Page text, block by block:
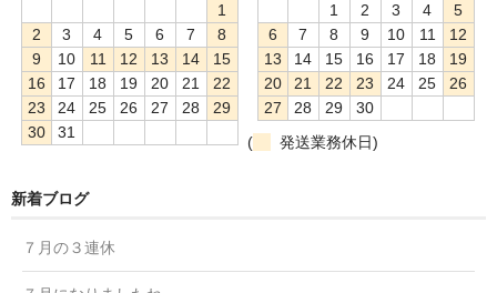
1
2
3 4 5 6 7
8
9
10 11 12 13 14
15
16
17 18 19 20 21
22
23
24 25 26 27 28
29
30
31
1
2 3 4
5
6
7 8 9 10 11
12
13
14 15 16 17 18
19
20
21 22 23 24 25
26
27
28 29
30
(
発送業務休日)
新着ブログ
７月の３連休